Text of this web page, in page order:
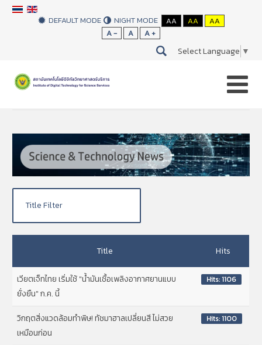
DEFAULT MODE NIGHT MODE AA AA
AA
A -
A A +
Select Language ▼
Title Hits
เวียตเจ็ทไทย เริ่มใช้ "น้ำมันเชื้อเพลิงอากาศยานแบบ
ยั่งยืน" ก.ค. นี้
Hits: 1106
วิกฤตสิ่งแวดล้อมทำพิษ! ทัชมาฮาลเปลี่ยนสี ไม่สวย
เหมือนก่อน
Hits: 1100